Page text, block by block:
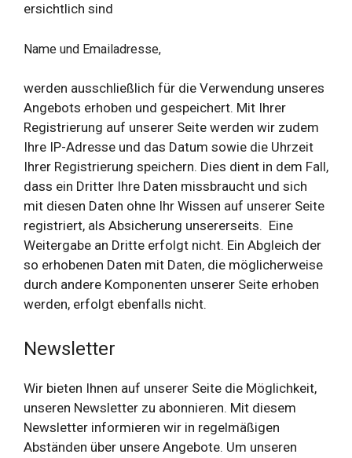
ersichtlich sind
Name und Emailadresse,
werden ausschließlich für die Verwendung unseres
Angebots erhoben und gespeichert. Mit Ihrer
Registrierung auf unserer Seite werden wir zudem
Ihre IP-Adresse und das Datum sowie die Uhrzeit
Ihrer Registrierung speichern. Dies dient in dem Fall,
dass ein Dritter Ihre Daten missbraucht und sich
mit diesen Daten ohne Ihr Wissen auf unserer Seite
registriert, als Absicherung unsererseits. Eine
Weitergabe an Dritte erfolgt nicht. Ein Abgleich der
so erhobenen Daten mit Daten, die möglicherweise
durch andere Komponenten unserer Seite erhoben
werden, erfolgt ebenfalls nicht.
Newsletter
Wir bieten Ihnen auf unserer Seite die Möglichkeit,
unseren Newsletter zu abonnieren. Mit diesem
Newsletter informieren wir in regelmäßigen
Abständen über unsere Angebote. Um unseren